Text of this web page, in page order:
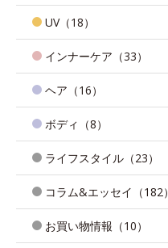
UV（18）
インナーケア（33）
ヘア（16）
ボディ（8）
ライフスタイル（23）
コラム&エッセイ（182）
お買い物情報（10）